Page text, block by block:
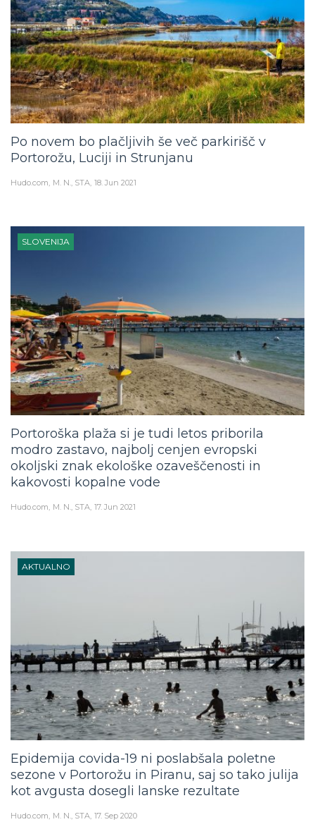
Po novem bo plačljivih še več parkirišč v
Portorožu, Luciji in Strunjanu
Hudo.com M. N., STA 18. Jun 2021
SLOVENIJA
Portoroška plaža si je tudi letos priborila
modro zastavo, najbolj cenjen evropski
okoljski znak ekološke ozaveščenosti in
kakovosti kopalne vode
Hudo.com M. N., STA 17. Jun 2021
AKTUALNO
Epidemija covida-19 ni poslabšala poletne
sezone v Portorožu in Piranu, saj so tako julija
kot avgusta dosegli lanske rezultate
Hudo.com M. N., STA 17. Sep 2020